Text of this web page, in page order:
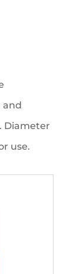
and
Diameter
use.